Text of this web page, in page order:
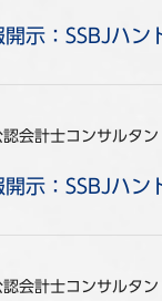
開示：SSBJハ
認会計士コンサルタン
開示：SSBJハ
認会計士コンサルタン